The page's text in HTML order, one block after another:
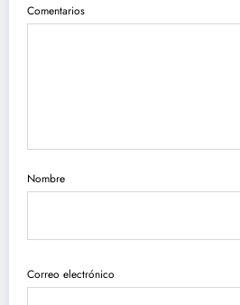
Comentarios
Nombre
Correo electrónico